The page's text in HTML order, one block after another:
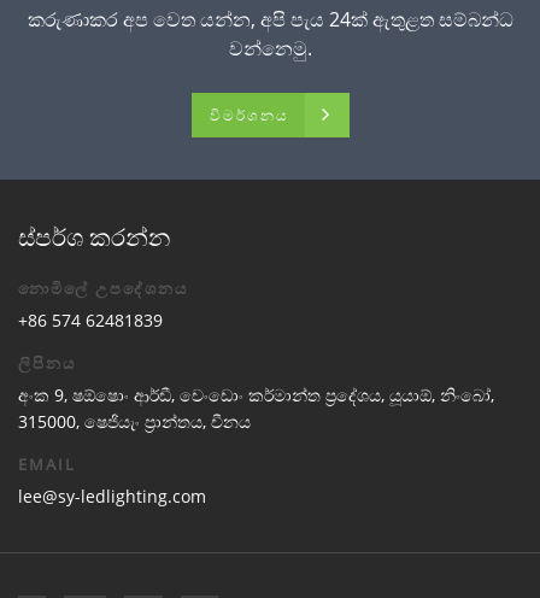
කරුණාකර අප වෙත යන්න, අපි පැය 24ක් ඇතුළත සම්බන්ධ
වන්නෙමු.
විමර්ශනය
ස්පර්ශ කරන්න
නොමිලේ උපදේශනය
+86 574 62481839
ලිපිනය
අංක 9, ෂඕෂොං ආර්ඩී, චෙංඩොං කර්මාන්ත ප්‍රදේශය, යූයාඕ, නිංබෝ,
315000, ෂෙජියැං ප්‍රාන්තය, චීනය
EMAIL
lee@sy-ledlighting.com